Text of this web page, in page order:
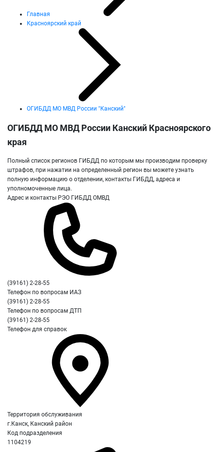
Главная
Красноярский край
ОГИБДД МО МВД России "Канский"
ОГИБДД МО МВД России Канский Красноярского
края
Полный список регионов ГИБДД по которым мы производим проверку
штрафов, при нажатии на определенный регион вы можете узнать
полную информацию о отделении, контакты ГИБДД, адреса и
уполномоченные лица.
Адрес и контакты РЭО ГИБДД ОМВД
(39161) 2-28-55
Телефон по вопросам ИАЗ
(39161) 2-28-55
Телефон по вопросам ДТП
(39161) 2-28-55
Телефон для справок
Территория обслуживания
г.Канск, Канский район
Код подразделения
1104219